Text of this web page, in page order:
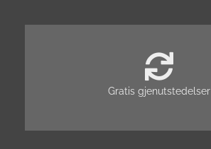
Gratis gjenutstedelser